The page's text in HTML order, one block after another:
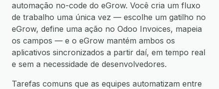
automação no-code do eGrow. Você cria um fluxo
de trabalho uma única vez — escolhe um gatilho no
eGrow, define uma ação no Odoo Invoices, mapeia
os campos — e o eGrow mantém ambos os
aplicativos sincronizados a partir daí, em tempo real
e sem a necessidade de desenvolvedores.
Tarefas comuns que as equipes automatizam entre